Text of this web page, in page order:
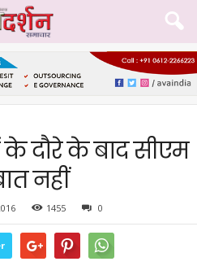
के दौरे के बाद सीएम
नहीं
1455 0